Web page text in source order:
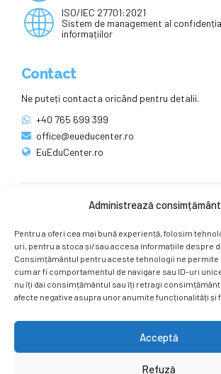
Administrează
Pentru a oferi cea mai bună experiență, folosim
uri, pentru a stoca și/sau accesa informațiile despre
Consimțământul pentru aceste tehnologii ne permite
cum ar fi comportamentul de navigare sau ID-uri
nu îți dai consimțământul sau îți retragi
afecte negative asupra unor anumite funcționalități și
Acceptă
Refuză
ISO/IEC 27701:2021
Sistem de management al
informațiilor
Contact
Ne puteți contacta oricând pentru detalii.
+40 765 699 399
office@eueducenter.ro
EuEduCenter.ro
Ne puteți găsi și pe rețelele sociale.